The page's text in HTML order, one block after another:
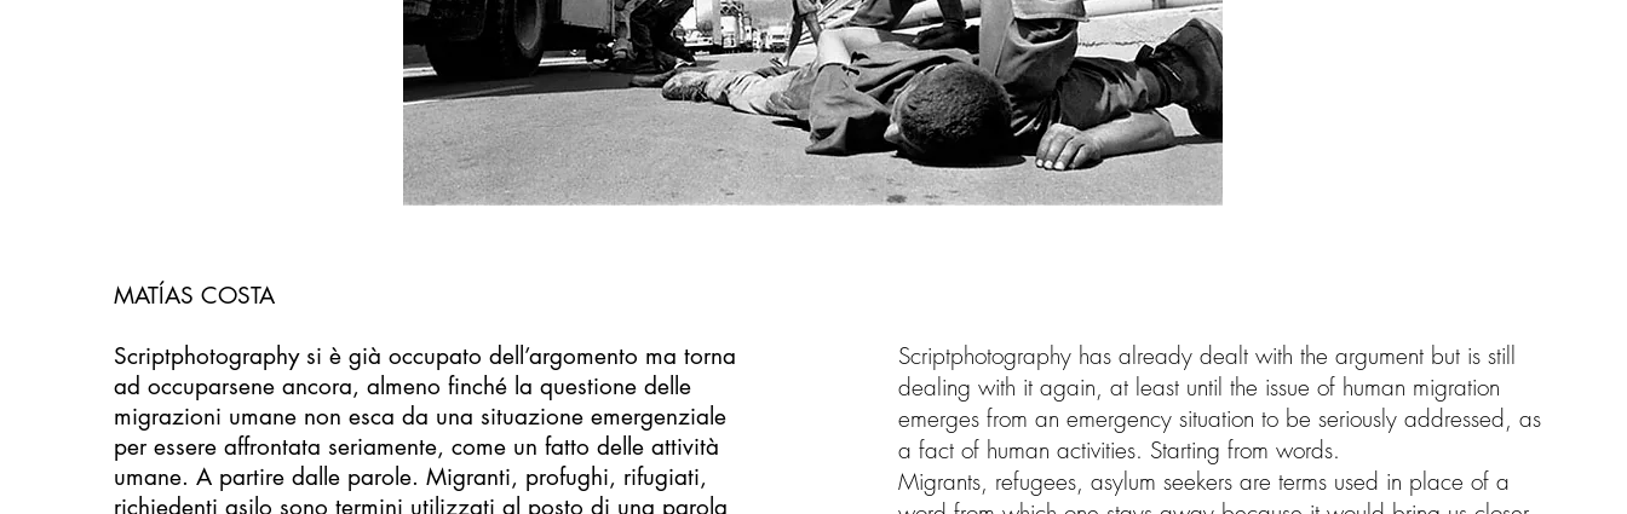
MATÍAS COSTA
Scriptphotography si è già occupato dell’argomento ma torna
ad occuparsene ancora, almeno finché la questione delle
migrazioni umane non esca da una situazione emergenziale
per essere affrontata seriamente, come un fatto delle attività
umane. A partire dalle parole. Migranti, profughi, rifugiati,
richiedenti asilo sono termini utilizzati al posto di una parola
Scriptphotography has already dealt with the argument but is still
dealing with it again, at least until the issue of human migration
emerges from an emergency situation to be seriously addressed, as
a fact of human activities. Starting from words.
Migrants, refugees, asylum seekers are terms used in place of a